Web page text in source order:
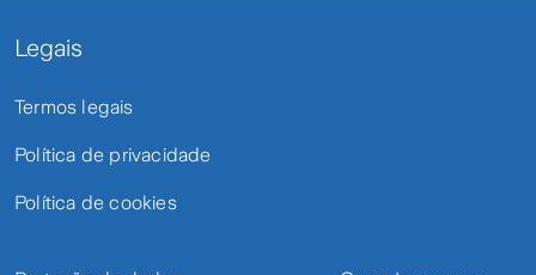
Legais
Termos legais
Política de privacidade
Política de cookies